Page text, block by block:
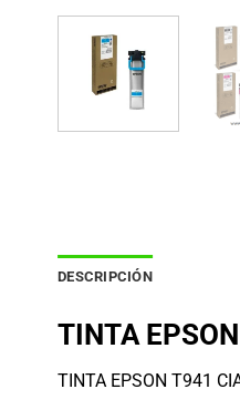
DESCRIPCIÓN
TINTA
TINTA EPSON T941